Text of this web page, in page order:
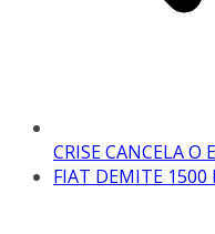
CRISE CANCELA O
FIAT DEMITE 1500